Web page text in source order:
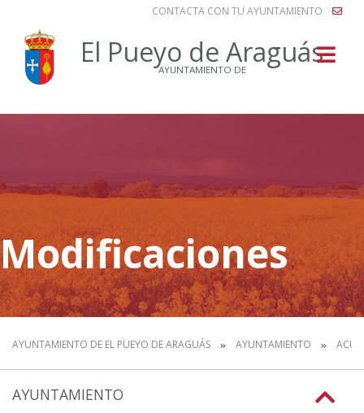
CONTACTA CON TU AYUNTAMIENTO
El Pueyo de Araguás
AYUNTAMIENTO DE
Modificaciones
AYUNTAMIENTO DE EL PUEYO DE ARAGUÁS AYUNTAMIENTO
AYUNTAMIENTO